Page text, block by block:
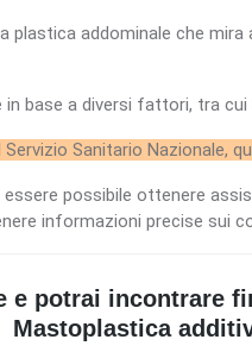
plastica addominale che
base a diversi fattori, tra
Sanitario Nazionale,
possibile ottenere
informazioni precise sui
e potrai incontrare
Mastoplastica